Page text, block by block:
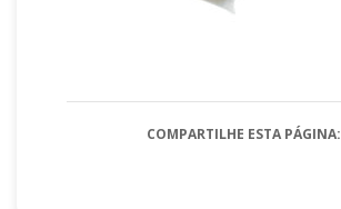
COMPARTILHE ESTA PÁGINA: